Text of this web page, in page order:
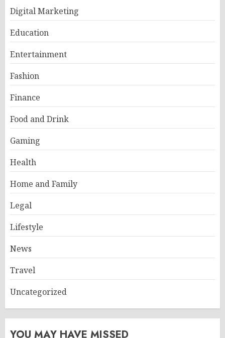
Digital Marketing
Education
Entertainment
Fashion
Finance
Food and Drink
Gaming
Health
Home and Family
Legal
Lifestyle
News
Travel
Uncategorized
YOU MAY HAVE MISSED